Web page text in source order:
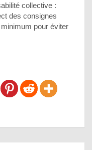
collective :
des consignes
pour éviter